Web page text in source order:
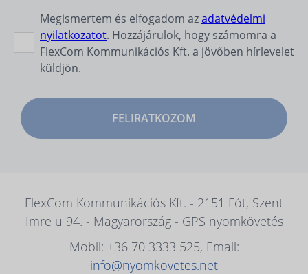
Megismertem és elfogadom azadatvédelmi
nyilatkozatot. Hozzájárulok, hogy számomra a
FlexCom Kommunikációs Kft. a jövőben hírlevelet
küldjön.
FELIRATKOZOM
FlexCom Kommunikációs Kft. - 2151 Fót, Szent
Imre u 94. - Magyarország - GPS nyomkövetés
Mobil: +36 70 3333 525, Email:
info@nyomkovetes.net